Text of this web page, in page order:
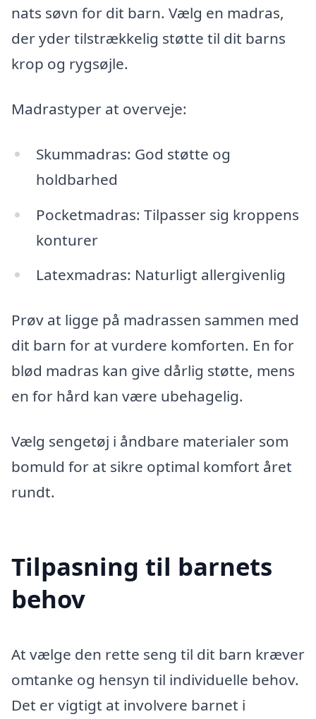
nats søvn for dit barn. Vælg en madras,
der yder tilstrækkelig støtte til dit barns
krop og rygsøjle.
Madrastyper at overveje:
Skummadras: God støtte og
holdbarhed
Pocketmadras: Tilpasser sig kroppens
konturer
Latexmadras: Naturligt allergivenlig
Prøv at ligge på madrassen sammen med
dit barn for at vurdere komforten. En for
blød madras kan give dårlig støtte, mens
en for hård kan være ubehagelig.
Vælg sengetøj i åndbare materialer som
bomuld for at sikre optimal komfort året
rundt.
Tilpasning til barnets
behov
At vælge den rette seng til dit barn kræver
omtanke og hensyn til individuelle behov.
Det er vigtigt at involvere barnet i